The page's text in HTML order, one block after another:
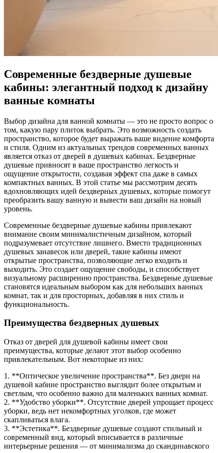
Современные бездверные душевые
кабины: элегантный подход к дизайну
ванные комнаты
Выбор дизайна для ванной комнаты — это не просто вопрос о
том, какую пару плиток выбрать. Это возможность создать
пространство, которое будет выражать ваше видение комфорта
и стиля. Одним из актуальных трендов современных ванных
является отказ от дверей в душевых кабинах. Бездверные
душевые привносят в ваше пространство легкость и
ощущение открытости, создавая эффект спа даже в самых
компактных ванных. В этой статье мы рассмотрим десять
вдохновляющих идей бездверных душевых, которые помогут
преобразить вашу ванную и вывести ваш дизайн на новый
уровень.
Современные бездверные душевые кабины привлекают
внимание своим минималистичным дизайном, который
подразумевает отсутствие лишнего. Вместо традиционных
душевых занавесок или дверей, такие кабины имеют
открытые пространства, позволяющие легко входить и
выходить. Это создает ощущение свободы, и способствует
визуальному расширению пространства. Бездверные душевые
становятся идеальным выбором как для небольших ванных
комнат, так и для просторных, добавляя в них стиль и
функциональность.
Преимущества бездверных душевых
Отказ от дверей для душевой кабины имеет свои
преимущества, которые делают этот выбор особенно
привлекательным. Вот некоторые из них:
1. **Оптическое увеличение пространства**. Без двери на
душевой кабине пространство выглядит более открытым и
светлым, что особенно важно для маленьких ванных комнат.
2. **Удобство уборки**. Отсутствие дверей упрощает процесс
уборки, ведь нет некомфортных уголков, где может
скапливаться влага.
3. **Эстетика**. Бездверные душевые создают стильный и
современный вид, который вписывается в различные
интерьерные решения — от минимализма до скандинавского